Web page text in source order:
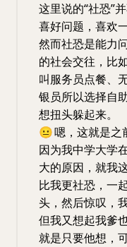
这里说的“社恐”
喜好问题，喜欢
然而社恐是能力
的社会交往，比
叫服务员点餐、
银员所以选择自
想扭头躲起来。
😐嗯，这就是之
因为我中学大学
大的原因，就我
比我更社恐，一
头，然后惊叹，
但我又想起我爹
就是只要他想，